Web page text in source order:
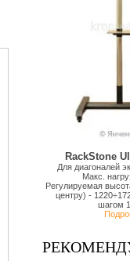
RackStone
Для диагоналей
Макс.
Регулируемая
центру) -
шагом